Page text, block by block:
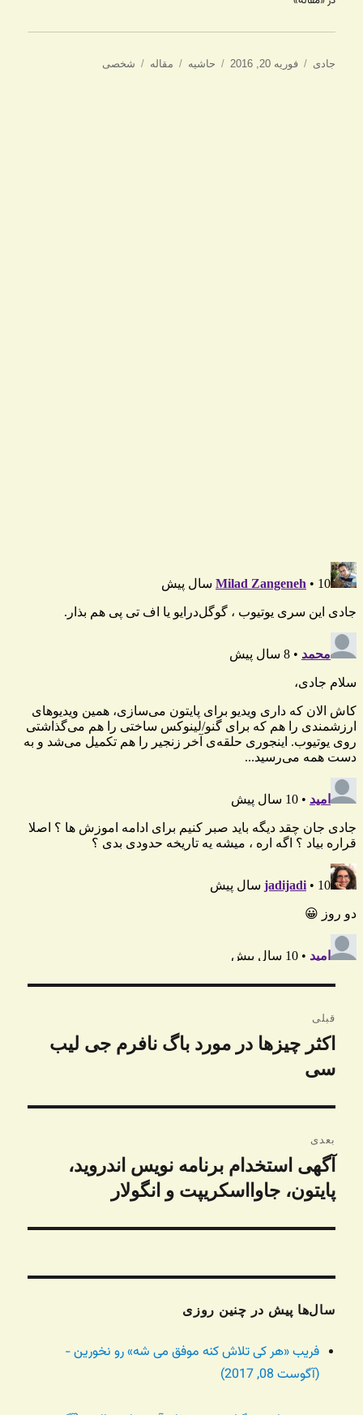
نویسنده
جادی
ارسال
فوریه 20, 2016 ساختار
حاشیه دسته‌ها
مقاله برچسب‌ها
شخصی
نوشته
قبلی
نوشته
قبلی:
اکثر چیزها در مورد باگ نافرم جی لیب
سی
بعدی
نوشته
بعدی:
آگهی استخدام برنامه نویس اندروید،
پایتون، جاوااسکریپت و انگولار
سال‌ها پیش در چنین روزی
فریب «هر کی تلاش کنه موفق می شه» رو نخورین -
(آگوست 08, 2017)